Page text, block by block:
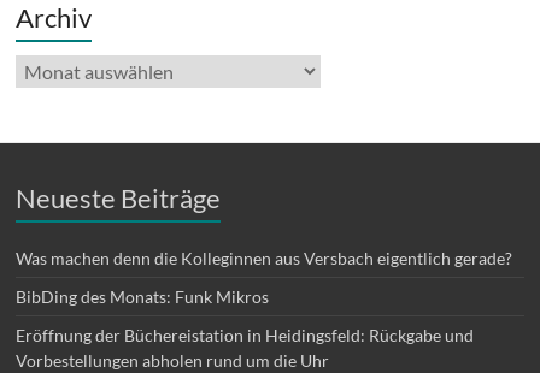
Archiv
Archiv
Neueste Beiträge
Was machen denn die Kolleginnen aus Versbach eigentlich gerade?
BibDing des Monats: Funk Mikros
Eröffnung der Büchereistation in Heidingsfeld: Rückgabe und
Vorbestellungen abholen rund um die Uhr